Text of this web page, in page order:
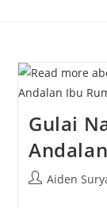
Gulai
PostAiden